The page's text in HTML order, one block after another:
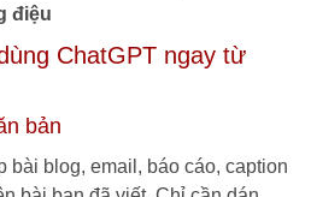
điệu
ChatGPT ngay từ
bản
bài blog, email, báo cáo, caption